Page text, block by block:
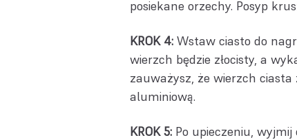
posiekane orzechy. Posyp
KROK 4: Wstaw ciasto do
wierzch będzie złocisty, a
zauważysz, że wierzch
aluminiową.
KROK 5: Po upieczeniu,